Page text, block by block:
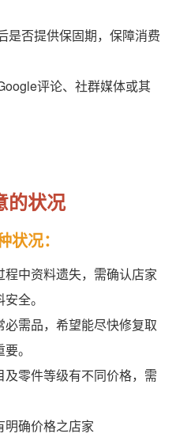
是否提供保固期，保障消费
评论、社群媒体或其
的状况
况：
中资料遗失，需确认店家
全。
需品，希望能尽快修复取
。
零件等级有不同价格，需
确价格之店家